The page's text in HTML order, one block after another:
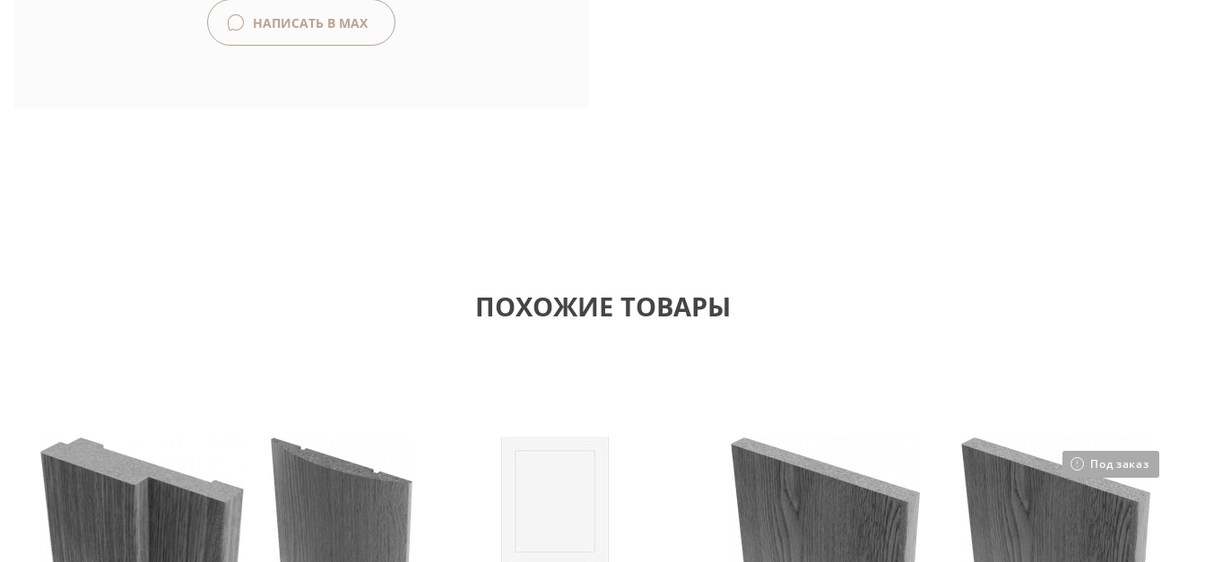
НАПИСАТЬ В MAX
ПОХОЖИЕ ТОВАРЫ
Под заказ